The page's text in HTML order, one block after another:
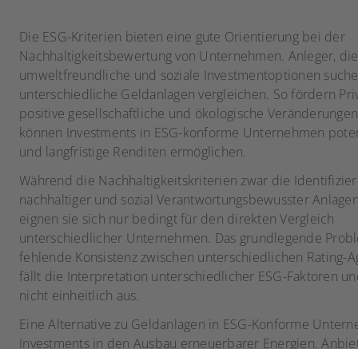
Die ESG-Kriterien bieten eine gute Orientierung bei der
Nachhaltigkeitsbewertung von Unternehmen. Anleger, die
umweltfreundliche und soziale Investmentoptionen
unterschiedliche Geldanlagen vergleichen. So fördern
positive gesellschaftliche und ökologische
können Investments in ESG-konforme Unternehmen
und langfristige Renditen ermöglichen.
Während die Nachhaltigkeitskriterien zwar die
nachhaltiger und sozial Verantwortungsbewusster
eignen sie sich nur bedingt für den direkten Vergleich
unterschiedlicher Unternehmen. Das grundlegende
fehlende Konsistenz zwischen unterschiedlichen Rating-
fällt die Interpretation unterschiedlicher ESG-Faktoren
nicht einheitlich aus.
Eine Alternative zu Geldanlagen in ESG-Konforme
Investments in den Ausbau erneuerbarer Energien.